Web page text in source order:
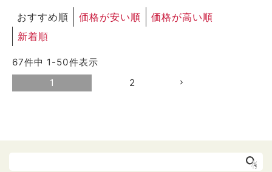
おすすめ順 価格が安い順
価格が高い順
新着順
67件中 1 -50件表示
1
2